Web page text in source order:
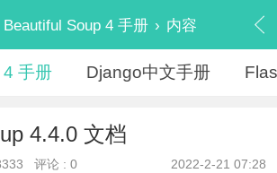
Beautiful Soup 4 手册 › 内容
手册 Django中文手册
4.4.0 文档
2022-2-21 07:28
评论 : 0